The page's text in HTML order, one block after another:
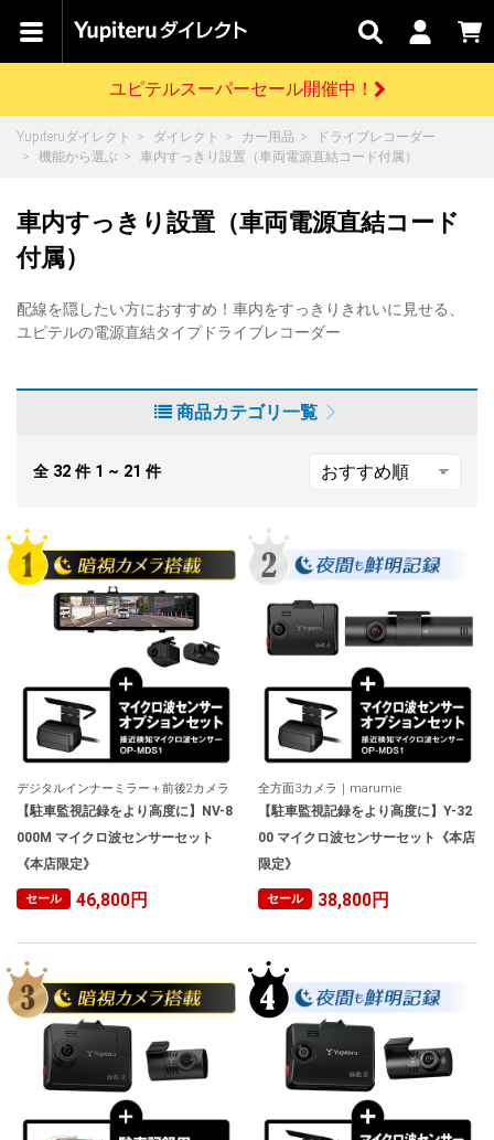
カテゴリで
キャン
ペーン
関連
サービス
お問い
合わせ
はじめての
ダイレクト
バーチャルストア
カテゴリ
アウトレット
駐車監視機能 標準搭載
駐車監視セット
サポートカー用品
大口注文はこちら
製品登録や最新情報はこちら
ユピテル公式サイトはこちら
開催中のキャンペーン
【8/17(月) 7:59ま
詳しくはこちら
お買い物ガイド
各種ご利用方法はこちら
よくあるご質問
お問い合わせ
各種お問い合わせはこちら
ドライブレコーダーを比較して探す レーダー探知機
ログインする
会員価格やポイントを利用してご購入頂けます
新規会員登録をする
Yupiteruダイレクトに新規会員登録いただくと、
登録後すぐに使える1000ポイントをプレゼント
ユピテルスーパーセール開催中！
Yupiteruダイレクト ダイレクト カー用品
ドライブレコーダー
機能から選ぶ
車内すっきり設置（車両電源直結コード付属）
車内すっきり設置（車両電源直結コード
付属）
配線を隠したい方におすすめ！車内をすっきりきれいに見せる、
ユピテルの電源直結タイプドライブレコーダー
商品カテゴリ一覧
全 32 件 1 ~ 21 件
デジタルインナーミラー＋前後2カメラ
【駐車監視記録をより高度に】NV-8
000M マイクロ波センサーセット
《本店限定》
セール 46,800円
全方面3カメラ｜marumie
【駐車監視記録をより高度に】Y-32
00 マイクロ波センサーセット《本店
限定》
セール 38,800円